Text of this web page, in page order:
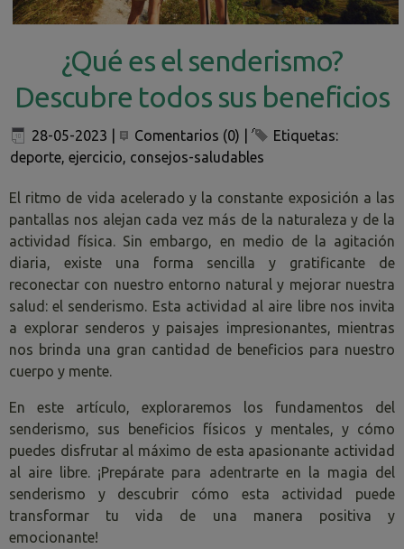
¿Qué es el senderismo?
Descubre todos sus beneficios
28-05-2023 Comentarios (0)
Etiquetas:
deporte, ejercicio, consejos-saludables
El ritmo de vida acelerado y la constante exposición a las
pantallas nos alejan cada vez más de la naturaleza y de la
actividad física. Sin embargo, en medio de la agitación
diaria, existe una forma sencilla y gratificante de
reconectar con nuestro entorno natural y mejorar nuestra
salud: el senderismo. Esta actividad al aire libre nos invita
a explorar senderos y paisajes impresionantes, mientras
nos brinda una gran cantidad de beneficios para nuestro
cuerpo y mente.
En este artículo, exploraremos los fundamentos del
senderismo, sus beneficios físicos y mentales, y cómo
puedes disfrutar al máximo de esta apasionante actividad
al aire libre. ¡Prepárate para adentrarte en la magia del
senderismo y descubrir cómo esta actividad puede
transformar tu vida de una manera positiva y
emocionante!